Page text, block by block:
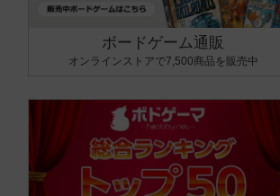
ボードゲーム通販
オンラインストアで7,500商品を販売中